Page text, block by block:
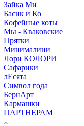
Зайка Ми
Басик и Ко
Кофейные коты
Мы - Кваковские
Прятки
Минималини
Лори КОЛОРИ
Сафарики
лЕсята
Символ года
БернАрт
Кармашки
ПАРТНЕРАМ